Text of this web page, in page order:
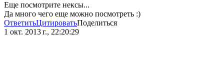
Еще посмотрите нексы...
Да много чего еще можно посмотреть :)
ОтветитьЦитироватьПоделиться
1 окт. 2013 г., 22:20:29